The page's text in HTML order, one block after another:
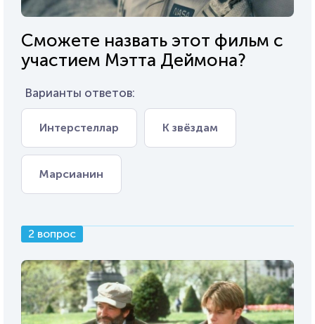
Сможете назвать этот фильм с
участием Мэтта Деймона?
Варианты ответов:
Интерстеллар К звёздам
Марсианин
2 вопрос